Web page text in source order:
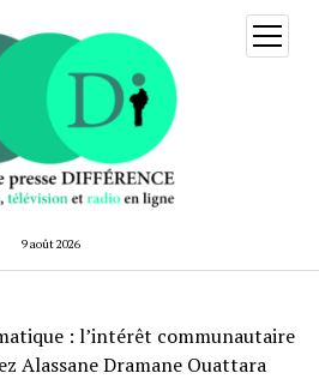
9 août 2026
ouvrir
menu
: l’intérêt communautaire
Alassane Dramane Ouattara